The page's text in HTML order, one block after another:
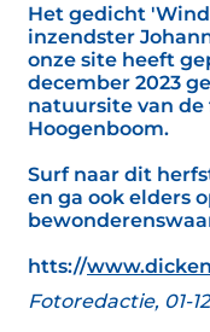
Het gedicht
inzendster
onze site heeft
december 2023
natuursite van de
Hoogenboom.
Surf naar dit
en ga ook elders
htts://
Fotoredactie, 01-